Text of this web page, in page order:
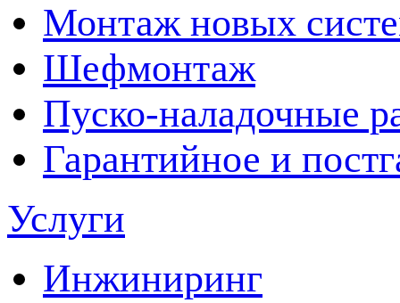
Монтаж новых
Шефмонтаж
Пуско-наладочные
Гарантийное и
Услуги
Инжиниринг